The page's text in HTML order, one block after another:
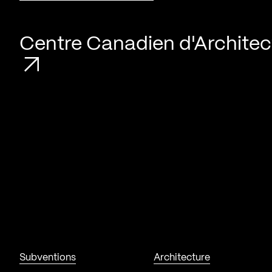
Centre Canadien
Subventions Architecture